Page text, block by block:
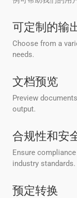
可定制的输
Choose from a
needs.
文档预览
Preview
output.
合规性和安
Ensure
industry standards.
预定转换